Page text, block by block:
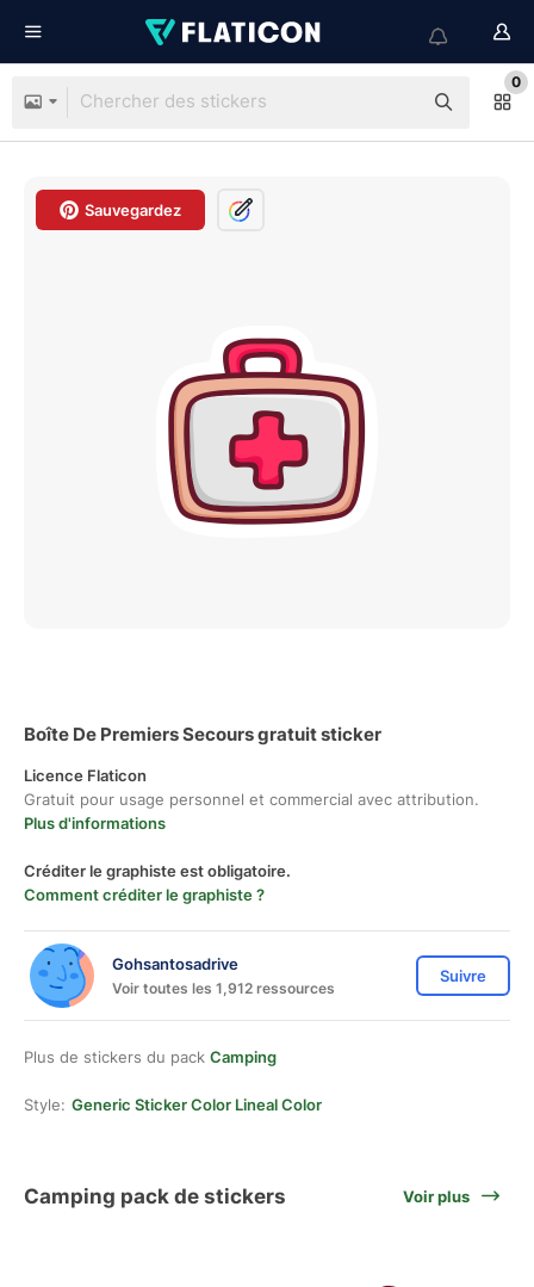
0
Sauvegardez
Boîte De Premiers Secours gratuit sticker
Licence Flaticon
Gratuit pour usage personnel et commercial avec attribution.
Plus d'informations
Créditer le graphiste est obligatoire.
Comment créditer le graphiste ?
Gohsantosadrive
Voir toutes les 1,912 ressources
Suivre
Plus de stickers du pack Camping
Style: Generic Sticker Color Lineal Color
Camping pack de stickers Voir plus